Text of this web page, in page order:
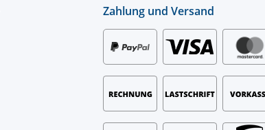
Zahlung und Versand